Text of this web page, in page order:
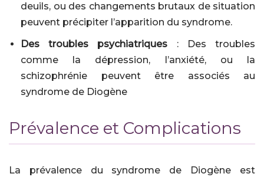
deuils, ou des changements brutaux de situation
peuvent précipiter l’apparition du syndrome.
Des troubles psychiatriques : Des troubles
comme la dépression, l’anxiété, ou la
schizophrénie peuvent être associés au
syndrome de Diogène
Prévalence et Complications
La prévalence du syndrome de Diogène est